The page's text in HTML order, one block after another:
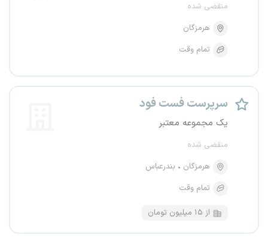
منقضی شده
هرمزگان
تمام وقت
سرپرست فست فود
یک مجموعه معتبر
منقضی شده
هرمزگان
بندرعباس
تمام وقت
از ۱۵ میلیون تومان